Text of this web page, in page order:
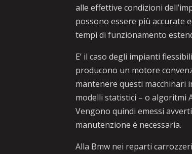
alle effettive condizioni
possono essere più accurate
tempi di funzionamento
E’ il caso degli impianti
producono un motore
mantenere questi macchinari
modelli statistici – o algoritmi
Vengono quindi emessi
manutenzione è necessaria.
Alla Bmw nei reparti